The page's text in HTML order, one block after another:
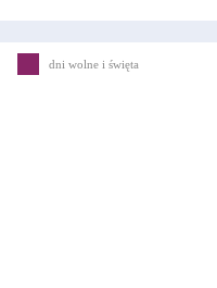
dni wolne i święta